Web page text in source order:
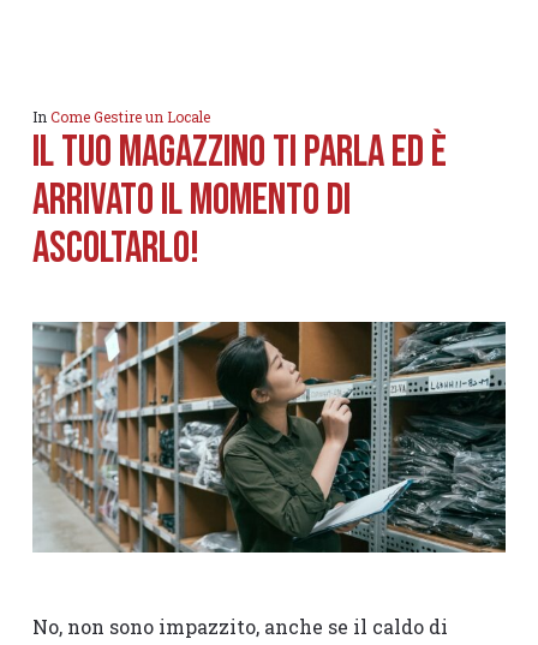
In Come Gestire un Locale
Il tuo magazzino ti parla ed è
arrivato il momento di
ascoltarlo!
No, non sono impazzito, anche se il caldo di